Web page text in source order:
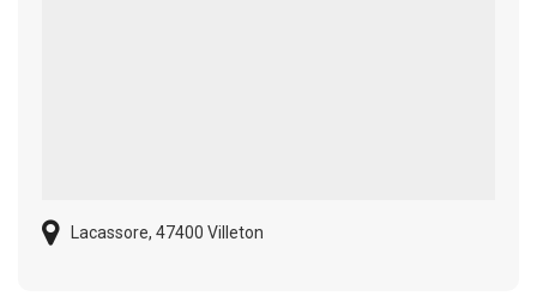
Lacassore, 47400 Villeton